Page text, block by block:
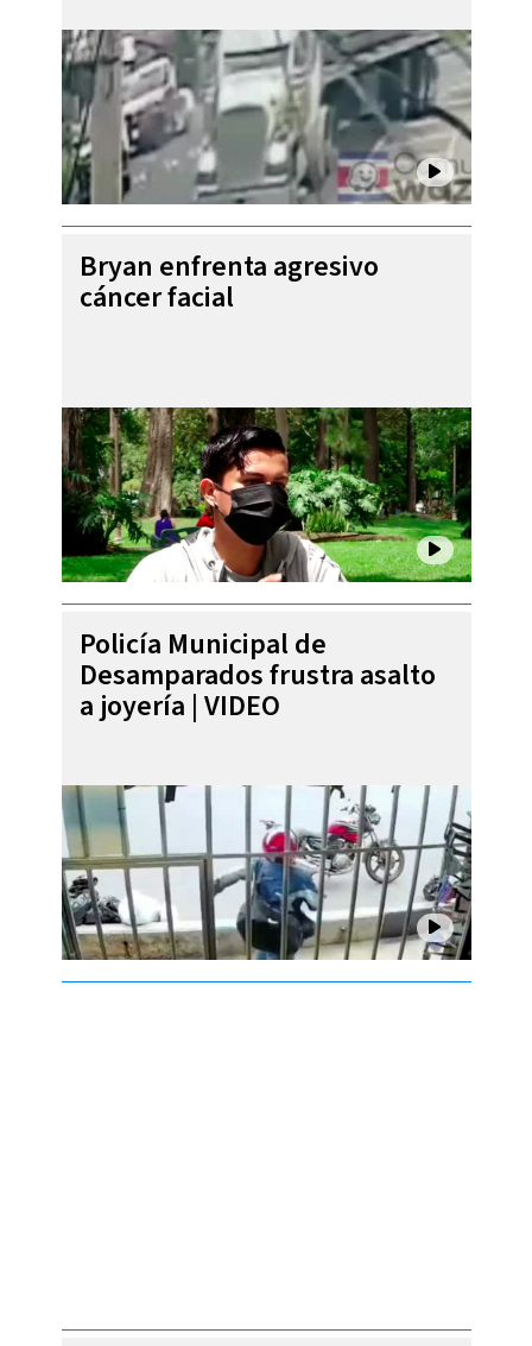
Bryan enfrenta agresivo
cáncer facial
Policía Municipal de
Desamparados frustra asalto
a joyería | VIDEO